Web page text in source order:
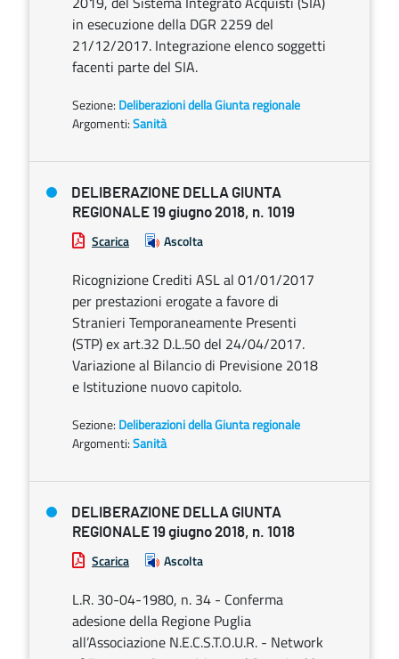
in esecuzione della DGR 2259 del
21/12/2017. Integrazione elenco soggetti
facenti parte del SIA.
Sezione: Deliberazioni della Giunta regionale
Argomenti:Sanità
DELIBERAZIONE DELLA GIUNTA
REGIONALE 19 giugno 2018, n. 1019
Scarica Ascolta
Ricognizione Crediti ASL al 01/01/2017
per prestazioni erogate a favore di
Stranieri Temporaneamente Presenti
(STP) ex art.32 D.L.50 del 24/04/2017.
Variazione al Bilancio di Previsione 2018
e Istituzione nuovo capitolo.
Sezione: Deliberazioni della Giunta regionale
Argomenti:Sanità
DELIBERAZIONE DELLA GIUNTA
REGIONALE 19 giugno 2018, n. 1018
Scarica Ascolta
L.R. 30-04-1980, n. 34 - Conferma
adesione della Regione Puglia
all’Associazione N.E.C.S.T.O.U.R. - Network